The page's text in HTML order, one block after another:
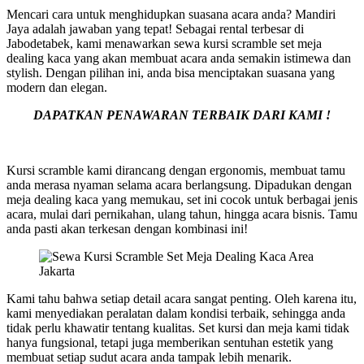
Mencari cara untuk menghidupkan suasana acara anda? Mandiri
Jaya adalah jawaban yang tepat! Sebagai rental terbesar di
Jabodetabek, kami menawarkan sewa kursi scramble set meja
dealing kaca yang akan membuat acara anda semakin istimewa dan
stylish. Dengan pilihan ini, anda bisa menciptakan suasana yang
modern dan elegan.
DAPATKAN PENAWARAN TERBAIK DARI KAMI !
Kursi scramble kami dirancang dengan ergonomis, membuat tamu
anda merasa nyaman selama acara berlangsung. Dipadukan dengan
meja dealing kaca yang memukau, set ini cocok untuk berbagai jenis
acara, mulai dari pernikahan, ulang tahun, hingga acara bisnis. Tamu
anda pasti akan terkesan dengan kombinasi ini!
Kami tahu bahwa setiap detail acara sangat penting. Oleh karena itu,
kami menyediakan peralatan dalam kondisi terbaik, sehingga anda
tidak perlu khawatir tentang kualitas. Set kursi dan meja kami tidak
hanya fungsional, tetapi juga memberikan sentuhan estetik yang
membuat setiap sudut acara anda tampak lebih menarik.